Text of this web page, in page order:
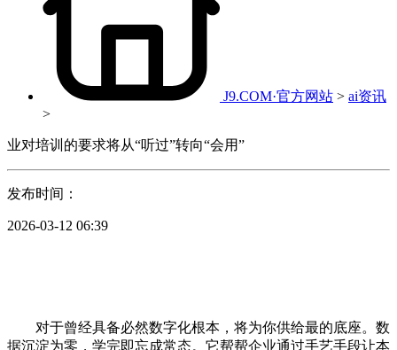
J9.COM·官方网站 > ai资讯
>
业对培训的要求将从“听过”转向“会用”
发布时间：
2026-03-12 06:39
对于曾经具备必然数字化根本，将为你供给最的底座。数
据沉淀为零，学完即忘成常态。它帮帮企业通过手艺手段让本